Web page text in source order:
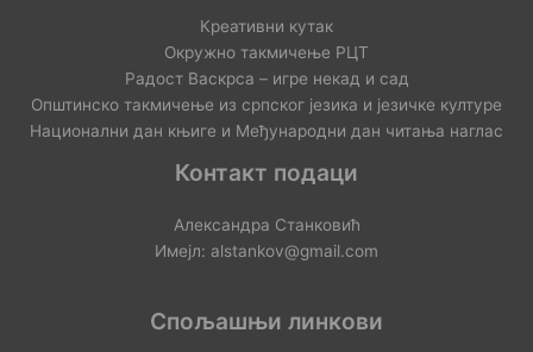
Креативни кутак
Окружно такмичење РЦТ
Радост Васкрса – игре некад и сад
Општинско такмичење из српског језика и језичке културе
Национални дан књиге и Међународни дан читања наглас
Контакт подаци
Александра Станковић
Имејл: alstankov@gmail.com
Спољашњи линкови